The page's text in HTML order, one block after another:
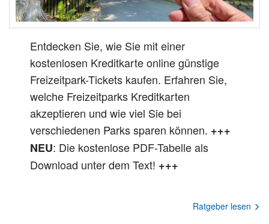
Entdecken Sie, wie Sie mit einer
kostenlosen Kreditkarte online günstige
Freizeitpark-Tickets kaufen. Erfahren Sie,
welche Freizeitparks Kreditkarten
akzeptieren und wie viel Sie bei
verschiedenen Parks sparen können. +++
NEU: Die kostenlose PDF-Tabelle als
Download unter dem Text! +++
Ratgeber lesen